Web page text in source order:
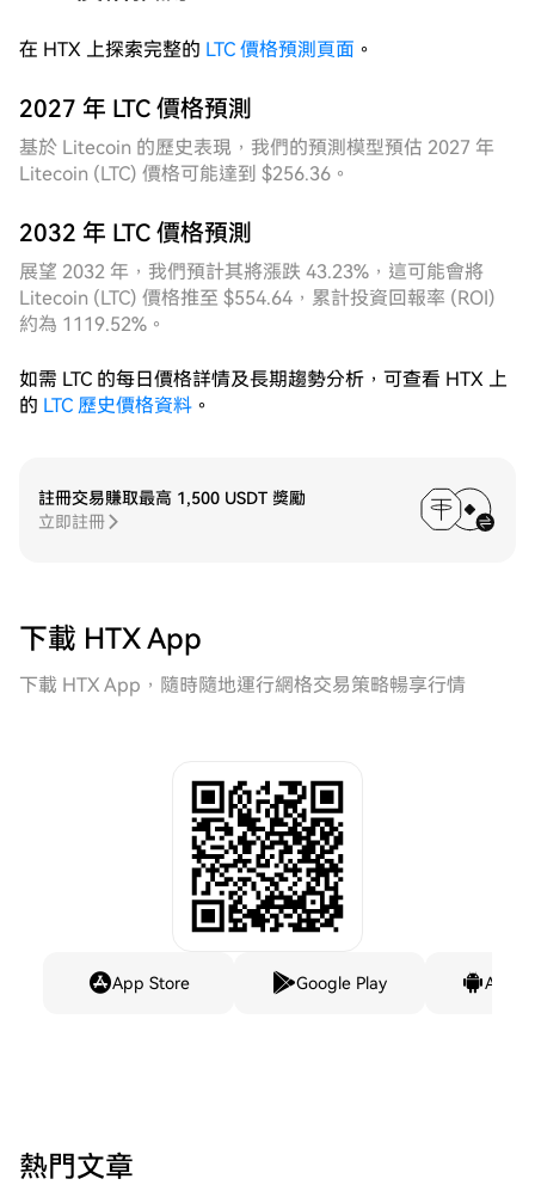
心整體保持穩健，未出現單邊趨勢性破位，這種「寬幅
境。對比來看，固定網格在週度區間邊緣出現掛單空置
上下邊界，始終將有效網格層數維持在最優區間內，週
度累計成交效率顯著領先，策略整體盈利穩定性與資金
在 HTX 上探索完整的 LTC 價格預測頁面 。
2027 年 LTC 價格預測
基於 Litecoin 的歷史表現，我們的預測模型預估 2027 年
Litecoin (LTC) 價格可能達到 $256.36。
2032 年 LTC 價格預測
展望 2032 年，我們預計其將漲跌 43.23%，這可能會將
Litecoin (LTC) 價格推至 $554.64，累計投資回報率 (ROI)
約為 1119.52%。
如需 LTC 的每日價格詳情及長期趨勢分析，可查看 HTX 上
的 LTC 歷史價格資料 。
註冊交易賺取最高 1,500 USDT 獎勵
立即註冊
下載 HTX App
下載 HTX App，隨時隨地運行網格交易策略暢享行情
App Store Google Play
熱門文章